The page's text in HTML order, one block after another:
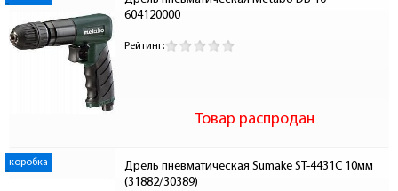
604120000
Рейтинг:
Товар распродан
коробка
Дрель пневматическая Sumake ST-4431С 10мм
(31882/30389)